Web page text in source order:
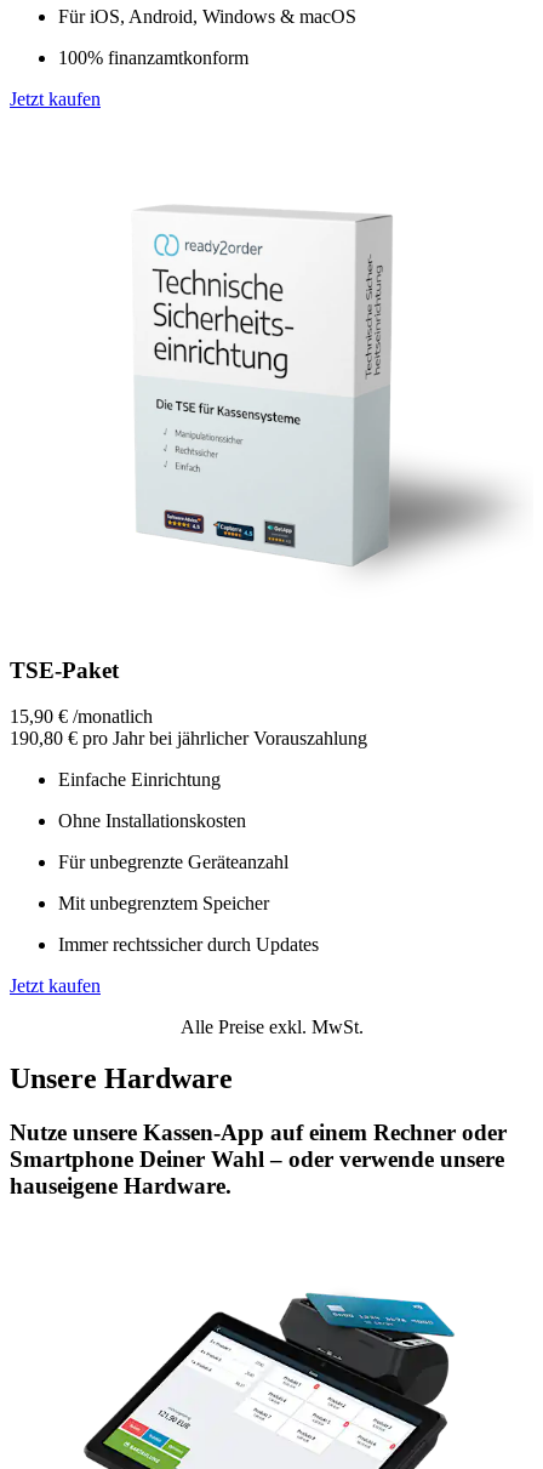
Für iOS, Android, Windows & macOS
100% finanzamtkonform
Jetzt kaufen
TSE-Paket
15,90 € /monatlich
190,80 € pro Jahr bei jährlicher Vorauszahlung
Einfache Einrichtung
Ohne Installationskosten
Für unbegrenzte Geräteanzahl
Mit unbegrenztem Speicher
Immer rechtssicher durch Updates
Jetzt kaufen
Alle Preise exkl. MwSt.
Unsere Hardware
Nutze unsere Kassen-App auf einem Rechner oder
Smartphone Deiner Wahl – oder verwende unsere
hauseigene Hardware.